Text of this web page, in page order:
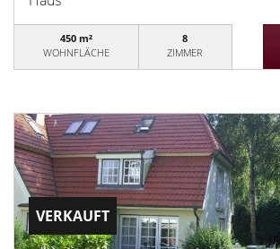
450 m²
WOHNFLÄCHE
8
ZIMMER
VERKAUFT